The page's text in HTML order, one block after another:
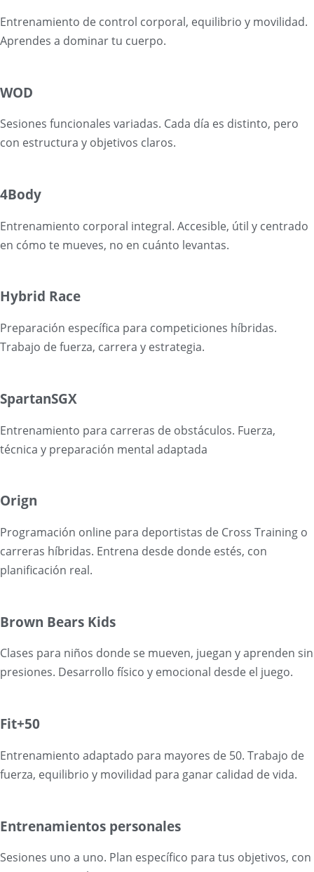
Entrenamiento de control corporal, equilibrio y movilidad.
Aprendes a dominar tu cuerpo.
WOD
Sesiones funcionales variadas. Cada día es distinto, pero
con estructura y objetivos claros.
4Body
Entrenamiento corporal integral. Accesible, útil y centrado
en cómo te mueves, no en cuánto levantas.
Hybrid Race
Preparación específica para competiciones híbridas.
Trabajo de fuerza, carrera y estrategia.
SpartanSGX
Entrenamiento para carreras de obstáculos. Fuerza,
técnica y preparación mental adaptada
Orign
Programación online para deportistas de Cross Training o
carreras híbridas. Entrena desde donde estés, con
planificación real.
Brown Bears Kids
Clases para niños donde se mueven, juegan y aprenden sin
presiones. Desarrollo físico y emocional desde el juego.
Fit+50
Entrenamiento adaptado para mayores de 50. Trabajo de
fuerza, equilibrio y movilidad para ganar calidad de vida.
Entrenamientos personales
Sesiones uno a uno. Plan específico para tus objetivos, con